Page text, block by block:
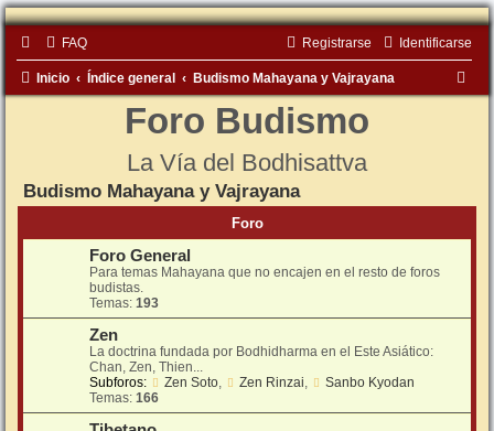
FAQ Identificarse
Registrarse
Inicio Índice general Budismo Mahayana y Vajrayana
Foro Budismo
La Vía del Bodhisattva
Budismo Mahayana y Vajrayana
Foro
Foro General
Para temas Mahayana que no encajen en el resto de foros
budistas.
Temas: 193
Zen
La doctrina fundada por Bodhidharma en el Este Asiático:
Chan, Zen, Thien...
Subforos:
Zen Soto, Zen Rinzai
Sanbo Kyodan
Temas: 166